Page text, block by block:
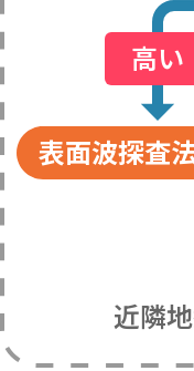
高い
表面波探査
近隣